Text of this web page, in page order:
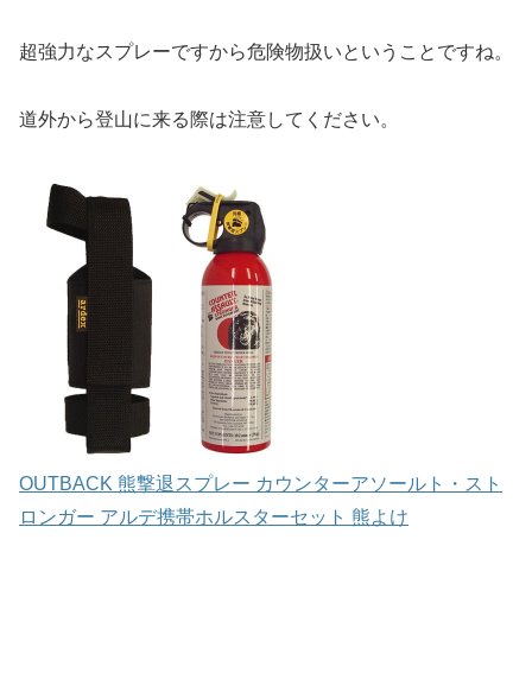
超強力なスプレーですから危険物扱いということですね。
道外から登山に来る際は注意してください。
OUTBACK 熊撃退スプレー カウンターアソールト・スト
ロンガー アルデ携帯ホルスターセット 熊よけ